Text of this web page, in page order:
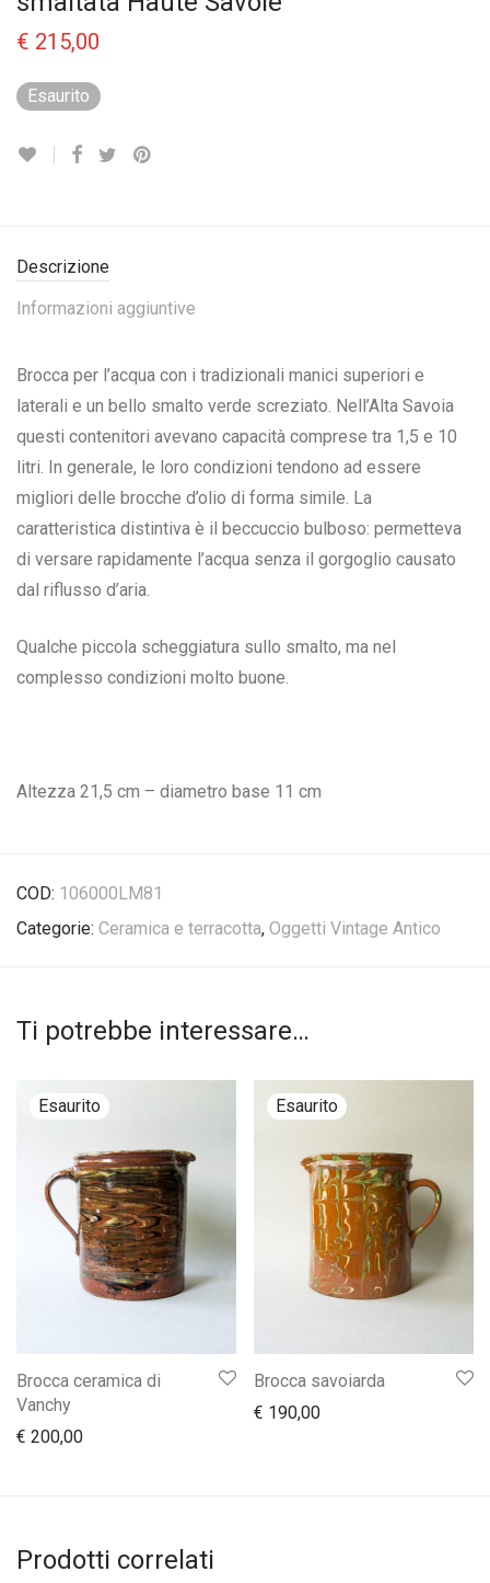
€ 215,00
Esaurito
Descrizione
Informazioni aggiuntive
Brocca per l’acqua con i tradizionali manici superiori e
laterali e un bello smalto verde screziato. Nell’Alta Savoia
questi contenitori avevano capacità comprese tra 1,5 e 10
litri. In generale, le loro condizioni tendono ad essere
migliori delle brocche d’olio di forma simile. La
caratteristica distintiva è il beccuccio bulboso: permetteva
di versare rapidamente l’acqua senza il gorgoglio causato
dal riflusso d’aria.
Qualche piccola scheggiatura sullo smalto, ma nel
complesso condizioni molto buone.
Altezza 21,5 cm – diametro base 11 cm
COD: 106000LM81
Categorie: Ceramica e terracotta, Oggetti Vintage Antico
Ti potrebbe interessare…
Brocca ceramica di
Vanchy
€ 200,00
Brocca savoiarda
€ 190,00
Prodotti correlati